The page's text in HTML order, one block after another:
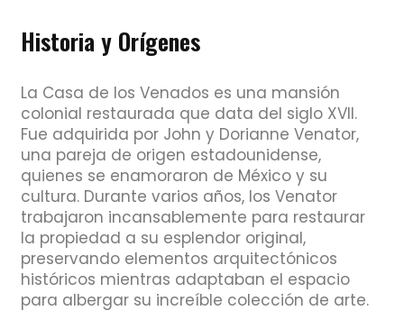
Historia y Orígenes
La Casa de los Venados es una mansión
colonial restaurada que data del siglo XVII.
Fue adquirida por John y Dorianne Venator,
una pareja de origen estadounidense,
quienes se enamoraron de México y su
cultura. Durante varios años, los Venator
trabajaron incansablemente para restaurar
la propiedad a su esplendor original,
preservando elementos arquitectónicos
históricos mientras adaptaban el espacio
para albergar su increíble colección de arte.